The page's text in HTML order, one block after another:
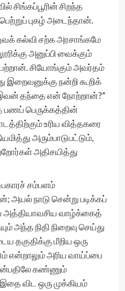
சிங்கப்பூரின் சிறந்த
புகழ் அடைந்தான்.
கல்வி சற்க அரசாங்கமே
அனுப்பி வைக்கும்
சியோங்கும் அவர்தம்
இறைவனுக்கு நன்றி கூறிக்
தந்தை என் நோற்றான்?”
பணப் பெருக்கத்தின்
உரிய வித்தகரை
அரும்பாடுபட்டும்,
அதிசயித்து
சம்பளம்
அயல் நாடு சென்று படிக்கப்
அத்தியாவசிய வாழ்க்கைத்
நிதி நிறைவு செய்து
தகுதிக்கு மீறிய ஒரு
என்றாலும் அரிய வாய்ப்பை
கண்ணும்
விட ஒரு முக்கியம்